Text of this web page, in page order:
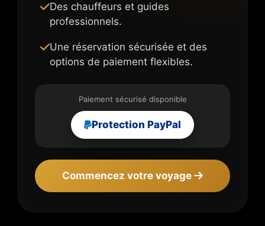
Des chauffeurs et guides
professionnels.
Une réservation sécurisée et des
options de paiement flexibles.
Paiement sécurisé disponible
Protection PayPal
Commencez votre voyage